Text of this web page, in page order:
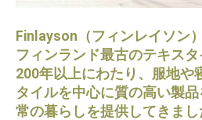
Finlayson（フィンレイソン
フィンランド最古のテキスタ
200年以上にわたり、服地や
タイルを中心に質の高い製
常の暮らしを提供してきまし